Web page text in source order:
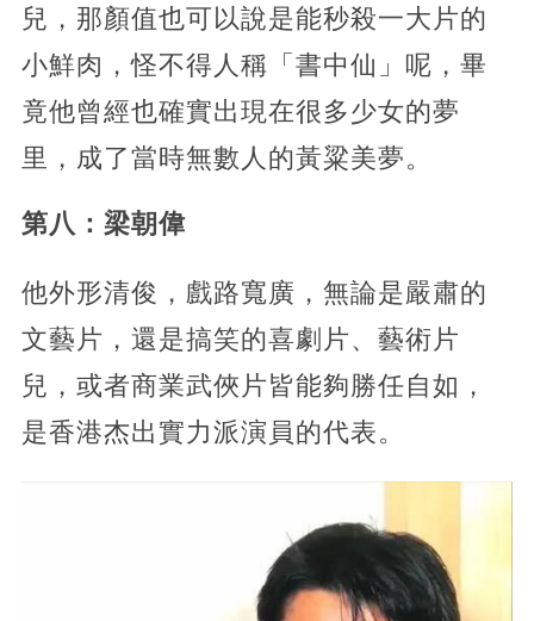
兒，那顏值也可以說是能秒殺一大片的
小鮮肉，怪不得人稱「書中仙」呢，畢
竟他曾經也確實出現在很多少女的夢
里，成了當時無數人的黃粱美夢。
第八：梁朝偉
他外形清俊，戲路寬廣，無論是嚴肅的
文藝片，還是搞笑的喜劇片、藝術片
兒，或者商業武俠片皆能夠勝任自如，
是香港杰出實力派演員的代表。